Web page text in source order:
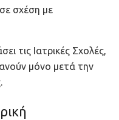
σχέση με
τις Ιατρικές Σχολές,
μόνο μετά την